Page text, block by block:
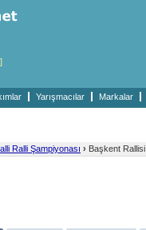
Yarışmacılar Markalar
Ralli Şampiyonası › Başkent Rallisi